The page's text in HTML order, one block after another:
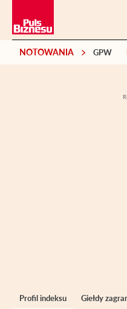
NOTOWANIA GPW
Profil indeksu Giełdy